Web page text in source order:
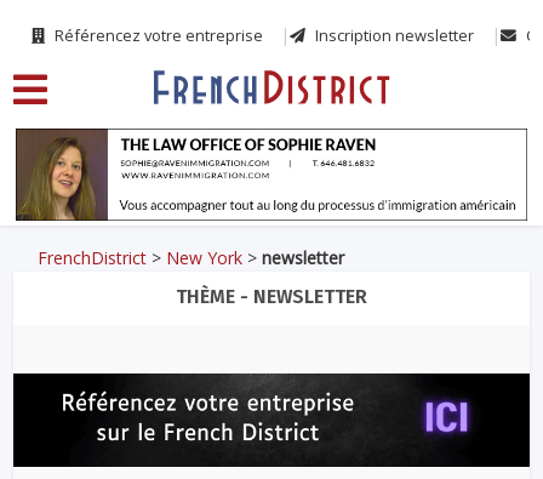
Référencez votre entreprise Inscription newsletter
FrenchDistrict > New York >newsletter
THÈME - NEWSLETTER